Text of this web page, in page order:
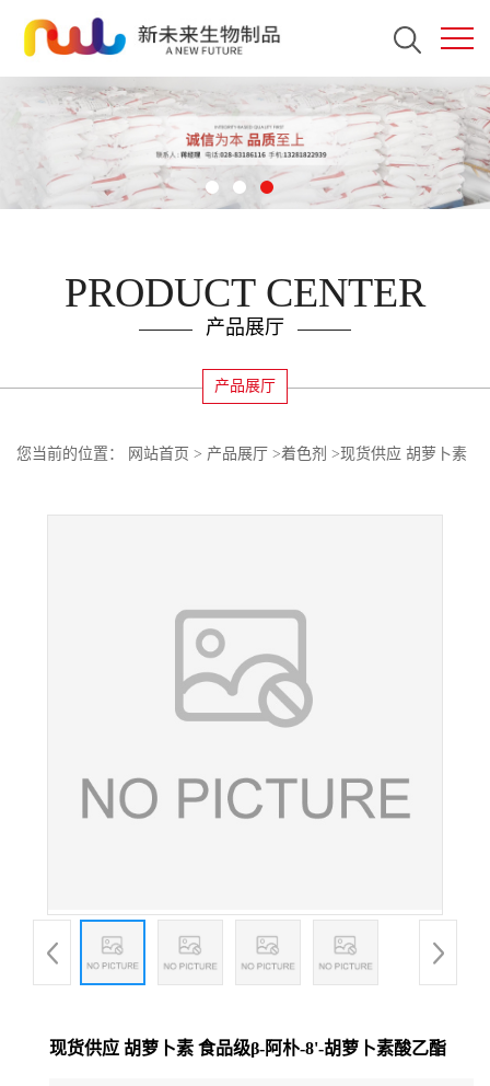
PRODUCT CENTER
产品展厅
产品展厅
您当前的位置： 网站首页 > 产品展厅 >着色剂 >现货供应 胡萝卜素
现货供应 胡萝卜素 食品级β-阿朴-8'-胡萝卜素酸乙酯